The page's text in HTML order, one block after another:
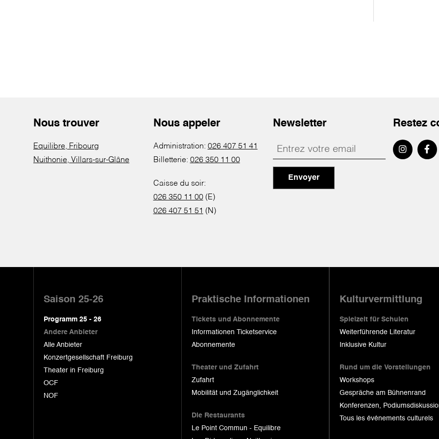
Nous trouver
Equilibre, Fribourg
Nuithonie, Villars-sur-Glâne
Nous appeler
Administration: 026 407 51 41
Billetterie: 026 350 11 00
Caisse du soir:
026 350 11 00(E)
026 407 51 51 (N)
Newsletter
Envoyer
Restez
Saison 25-26
Programm 25 - 26
Andere Anbieter
Alle Anbieter
Konzertgesellschaft Freiburg
Theater in Freiburg
OCF
NOF
Praktische Informationen
Tickets und Abonnemente
Informationen Ticketservice
Abonnemente
Theater und Zufahrt
Zufahrt
Mobilität und Zugänglichkeit
Die Restaurants
Le Point Commun - Equilibre
Kulturvermittlung
Spielzeit für Schulen
Weiterführende Literatur
Inklusive Kultur
Rund um die Vorstellungen
Workshops
Gespräche am Bühnenrand
Konferenzen,
Tous les événements culturels